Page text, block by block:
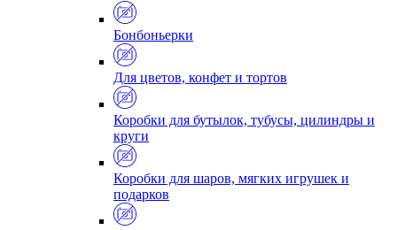
Бонбоньерки
Для цветов, конфет и тортов
Коробки для бутылок, тубусы, цилиндры и
круги
Коробки для шаров, мягких игрушек и
подарков